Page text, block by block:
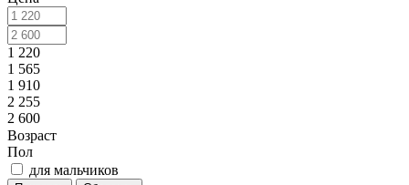
1 220
1 565
1 910
2 255
2 600
Возраст
Пол
для мальчиков